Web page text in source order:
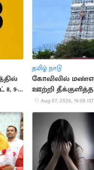
9-
தமிழ் நாடு
கோவிலில்
ஊற்றி
அதிர்ஷ்டவசமாக
பிழைத்தார்
Aug 07, 2026, 16:08 IST